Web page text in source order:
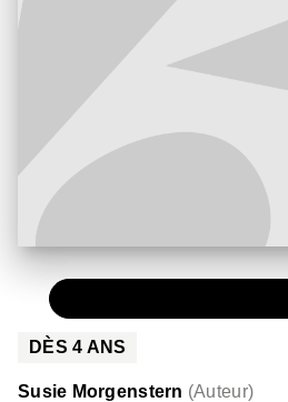
DÈS4 ANS
Susie Morgenstern (Auteur)